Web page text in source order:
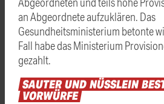
an Abgeordnete aufzuklären. Das
Gesundheitsministerium betonte
Fall habe das Ministerium
gezahlt.
SAUTERUND NÜSSLEIN
VORWÜRFE